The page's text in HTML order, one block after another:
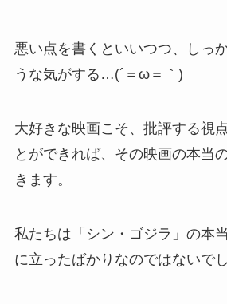
悪い点を書くといいつつ、しっ
うな気がする…(´＝ω＝｀)
大好きな映画こそ、批評する視
とができれば、その映画の本当
きます。
私たちは「シン・ゴジラ」の本
に立ったばかりなのではないでし